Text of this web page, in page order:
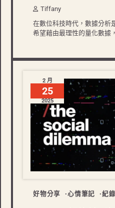
Tiffany
在數位科技時代，數據分析
希望藉由最理性的量化數據
2 月
25
2025
好物分享 心情筆記 紀